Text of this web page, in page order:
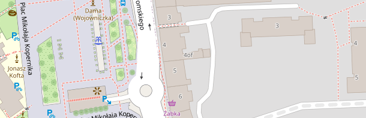
i
naszej
zwiększasz
na